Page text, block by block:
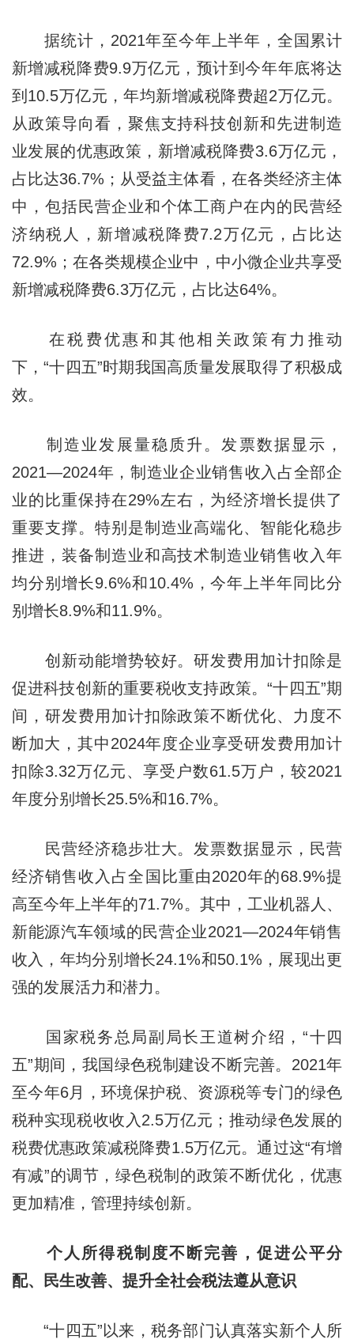
据统计，2021年至今年上半年，全国累计
新增减税降费9.9万亿元，预计到今年年底将达
到10.5万亿元，年均新增减税降费超2万亿元。
从政策导向看，聚焦支持科技创新和先进制造
业发展的优惠政策，新增减税降费3.6万亿元，
占比达36.7%；从受益主体看，在各类经济主体
中，包括民营企业和个体工商户在内的民营经
济纳税人，新增减税降费7.2万亿元，占比达
72.9%；在各类规模企业中，中小微企业共享受
新增减税降费6.3万亿元，占比达64%。
在税费优惠和其他相关政策有力推动
下，“十四五”时期我国高质量发展取得了积极成
效。
制造业发展量稳质升。发票数据显示，
2021—2024年，制造业企业销售收入占全部企
业的比重保持在29%左右，为经济增长提供了
重要支撑。特别是制造业高端化、智能化稳步
推进，装备制造业和高技术制造业销售收入年
均分别增长9.6%和10.4%，今年上半年同比分
别增长8.9%和11.9%。
创新动能增势较好。研发费用加计扣除是
促进科技创新的重要税收支持政策。“十四五”期
间，研发费用加计扣除政策不断优化、力度不
断加大，其中2024年度企业享受研发费用加计
扣除3.32万亿元、享受户数61.5万户，较2021
年度分别增长25.5%和16.7%。
民营经济稳步壮大。发票数据显示，民营
经济销售收入占全国比重由2020年的68.9%提
高至今年上半年的71.7%。其中，工业机器人、
新能源汽车领域的民营企业2021—2024年销售
收入，年均分别增长24.1%和50.1%，展现出更
强的发展活力和潜力。
国家税务总局副局长王道树介绍，“十四
五”期间，我国绿色税制建设不断完善。2021年
至今年6月，环境保护税、资源税等专门的绿色
税种实现税收收入2.5万亿元；推动绿色发展的
税费优惠政策减税降费1.5万亿元。通过这“有增
有减”的调节，绿色税制的政策不断优化，优惠
更加精准，管理持续创新。
个人所得税制度不断完善，促进公平分
配、民生改善、提升全社会税法遵从意识
“十四五”以来，税务部门认真落实新个人所